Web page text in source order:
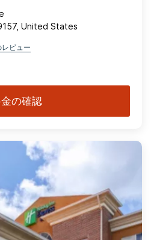
United States
ビュー
の確認